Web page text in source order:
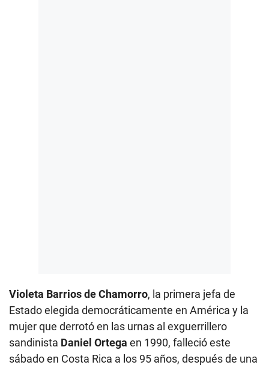
Violeta Barrios de Chamorro, la primera jefa de
Estado elegida democráticamente en América y la
mujer que derrotó en las urnas al exguerrillero
sandinista Daniel Ortega en 1990, falleció este
sábado en Costa Rica a los 95 años, después de una